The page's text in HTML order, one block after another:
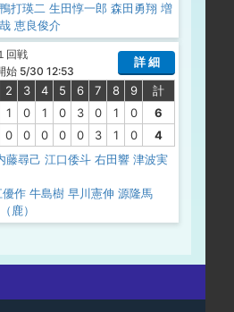
鴨打瑛二 生田惇一郎 森田勇翔 増
恵良俊介
回戦
始 5/30 12:53
詳 細
2 3 4 5 6 7 8 9
計
1 0 1 0 3 0 1 0
6
0 0 0 0 0 3 1 0
4
藤尋己 江口倭斗 右田響 津波実
優作 牛島樹 早川憲伸 源隆馬
鹿）